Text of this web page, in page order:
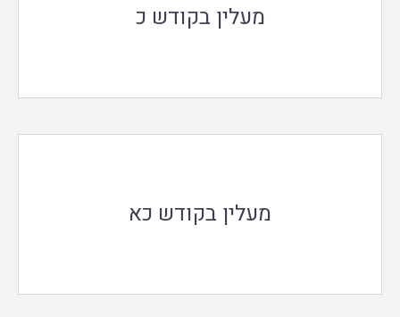
מעלין בקודש כ
מעלין בקודש כא